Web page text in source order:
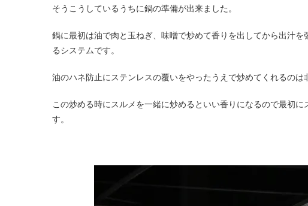
そうこうしているうちに鍋の準備が出来ました。
鍋に最初は油で肉と玉ねぎ、味噌で炒めて香りを出してから出汁
るシステムです。
油のハネ防止にステンレスの覆いをやったうえで炒めてくれるの
この炒める時にスルメを一緒に炒めるといい香りになるので最初
す。